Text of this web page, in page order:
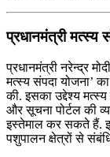
प्रधानमंत्री मत्‍स्‍य
प्रधानमंत्री नरेन्‍द्र
मत्‍स्‍य संपदा योजना’
की. इसका उद्देश्‍य
और सूचना पोर्टल की
इस्‍तेमाल कर सकते हैं.
पशुपालन क्षेत्रों से